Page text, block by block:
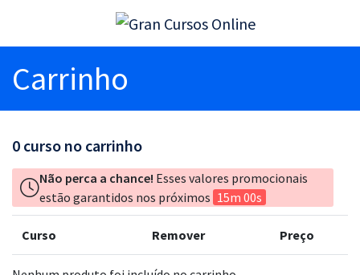
Carrinho
0 curso no carrinho
Não perca a chance! Esses valores promocionais
estão garantidos nos próximos 15m 00s
Curso Remover Preço